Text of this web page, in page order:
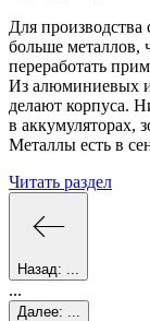
Для производства
больше металлов,
переработать
Из алюминиевых и
делают корпуса.
в аккумуляторах,
Металлы есть в
Читать раздел
Назад:
...
Далее: